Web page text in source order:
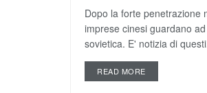
Dopo la forte penetrazione
imprese cinesi guardano
sovietica. E' notizia di
READ MORE